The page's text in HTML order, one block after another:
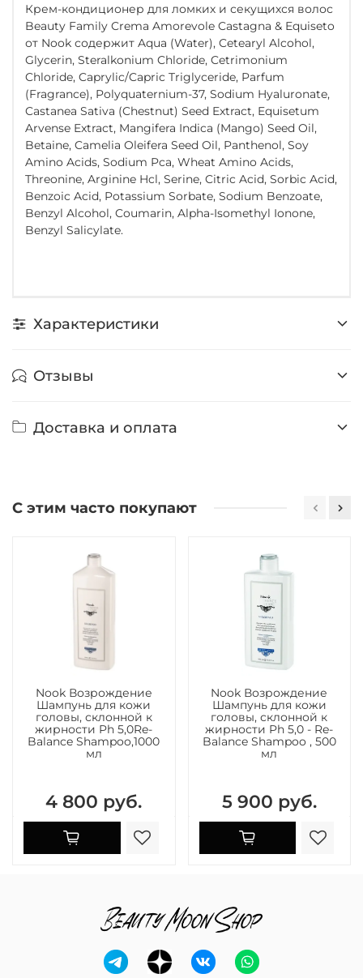
Крем-кондиционер для ломких и секущихся волос
Beauty Family Crema Amorevole Castagna & Equiseto
от Nook содержит Aqua (Water), Cetearyl Alcohol,
Glycerin, Steralkonium Chloride, Cetrimonium
Chloride, Caprylic/Capric Triglyceride, Parfum
(Fragrance), Polyquaternium-37, Sodium Hyaluronate,
Castanea Sativa (Chestnut) Seed Extract, Equisetum
Arvense Extract, Mangifera Indica (Mango) Seed Oil,
Betaine, Camelia Oleifera Seed Oil, Panthenol, Soy
Amino Acids, Sodium Pca, Wheat Amino Acids,
Threonine, Arginine Hcl, Serine, Citric Acid, Sorbic Acid,
Benzoic Acid, Potassium Sorbate, Sodium Benzoate,
Benzyl Alcohol, Coumarin, Alpha-Isomethyl Ionone,
Benzyl Salicylate.
Характеристики
Отзывы
Доставка и оплата
С этим часто покупают
Nook Возрождение
Шампунь для кожи
головы, склонной к
жирности Ph 5,0Re-
Balance Shampoo,1000
мл
4 800 руб.
Nook Возрождение
Шампунь для кожи
головы, склонной к
жирности Ph 5,0 - Re-
Balance Shampoo , 500
мл
5 900 руб.